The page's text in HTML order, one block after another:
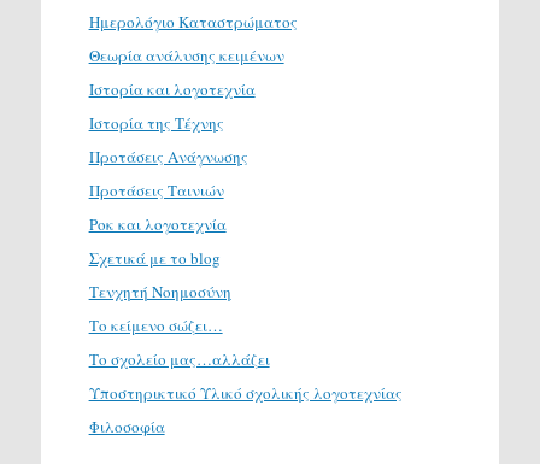
Ημερολόγιο Καταστρώματος
Θεωρία ανάλυσης κειμένων
Ιστορία και λογοτεχνία
Ιστορία της Τέχνης
Προτάσεις Ανάγνωσης
Προτάσεις Ταινιών
Ροκ και λογοτεχνία
Σχετικά με το blog
Τενχητή Νοημοσύνη
Το κείμενο σώζει…
Το σχολείο μας…αλλάζει
Υποστηρικτικό Υλικό σχολικής λογοτεχνίας
Φιλοσοφία